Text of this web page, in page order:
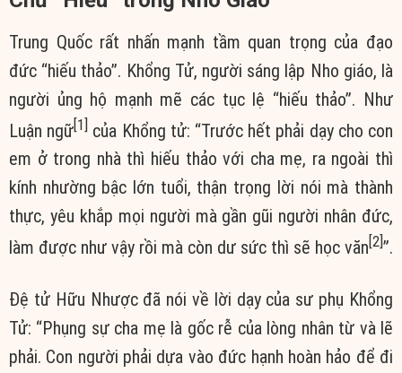
Trung Quốc rất nhấn mạnh tầm quan trọng của đạo
đức “hiếu thảo”. Khổng Tử, người sáng lập Nho giáo, là
người ủng hộ mạnh mẽ các tục lệ “hiếu thảo”. Như
Luận ngữ[1] của Khổng tử: “Trước hết phải dạy cho con
em ở trong nhà thì hiếu thảo với cha mẹ, ra ngoài thì
kính nhường bậc lớn tuổi, thận trọng lời nói mà thành
thực, yêu khắp mọi người mà gần gũi người nhân đức,
làm được như vậy rồi mà còn dư sức thì sẽ học văn [2] ”.
Đệ tử Hữu Nhược đã nói về lời dạy của sư phụ Khổng
Tử: “Phụng sự cha mẹ là gốc rễ của lòng nhân từ và lẽ
phải. Con người phải dựa vào đức hạnh hoàn hảo để đi